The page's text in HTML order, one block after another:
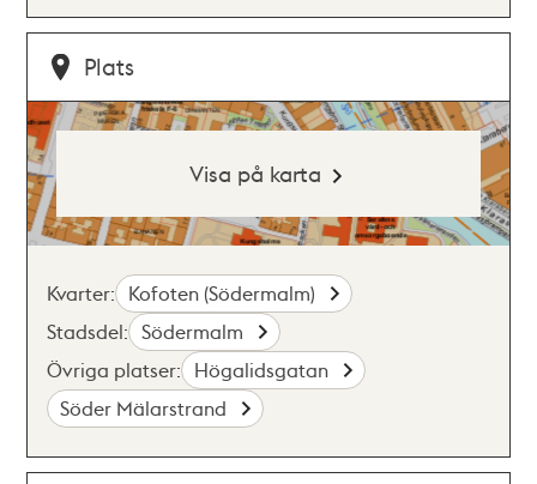
Plats
Visa på karta
Kvarter: Kofoten (Södermalm)
Stadsdel: Södermalm
Övriga platser: Högalidsgatan
Söder Mälarstrand